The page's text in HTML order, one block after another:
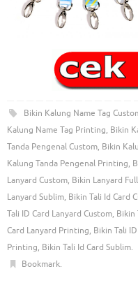
Bikin Kalung Name Tag
Kalung Name Tag Printing, Bikin
Tanda Pengenal Custom, Bikin
Kalung Tanda Pengenal Printing,
Lanyard Custom, Bikin Lanyard
Lanyard Sublim, Bikin Tali Id Card
Tali ID Card Lanyard Custom, Bikin
Card Lanyard Printing, Bikin Tali
Printing, Bikin Tali Id Card Sublim.
Bookmark.